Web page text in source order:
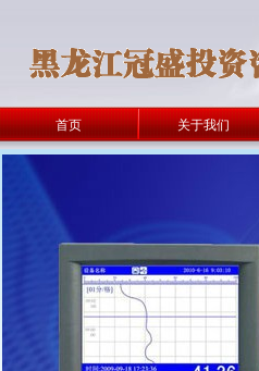
首页 关于我们